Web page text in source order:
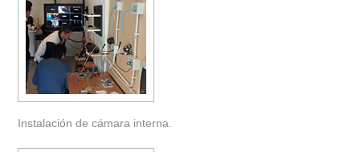
Instalación de cámara interna.